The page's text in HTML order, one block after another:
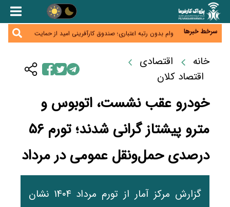
سرخط خبرها
هشدار درباره آینده صندوق‌های بازنشستگی؛ اعتماد
ترمیم مزد در راه است؟ تأکید بر افزایش مزد پایه و
شفافیت سبد معیشت
وام بدون رتبه اعتباری؛ صندوق کارآفرینی امید از حمایت
متفاوت خود می‌گوید
برای رفع محدودیت صنایع
ورود بخش خصوصی به حکمرانی اشتغال؛ «یاوران
پیشرفت» امسال گسترده‌تر می‌شود
خانه
اقتصادی
اقتصاد کلان
خودرو عقب نشست، اتوبوس و
مترو پیشتاز گرانی شدند؛ تورم ۵۶
درصدی حمل‌ونقل عمومی در مرداد
گزارش مرکز آمار از تورم مرداد ۱۴۰۴ نشان